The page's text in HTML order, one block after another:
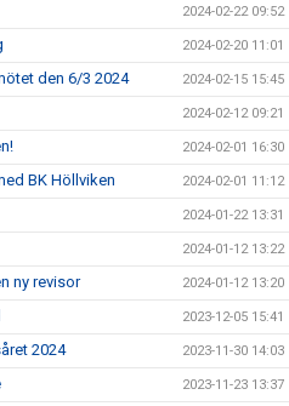
2024-02-22 09:52
2024-02-20 11:01
den 6/3 2024 2024-02-15 15:45
2024-02-12 09:21
2024-02-01 16:30
BK Höllviken 2024-02-01 11:12
2024-01-22 13:31
2024-01-12 13:22
ny revisor 2024-01-12 13:20
2023-12-05 15:41
2024 2023-11-30 14:03
2023-11-23 13:37